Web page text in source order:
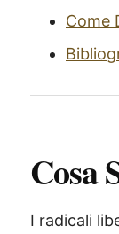
Come
Cosa
I radicali